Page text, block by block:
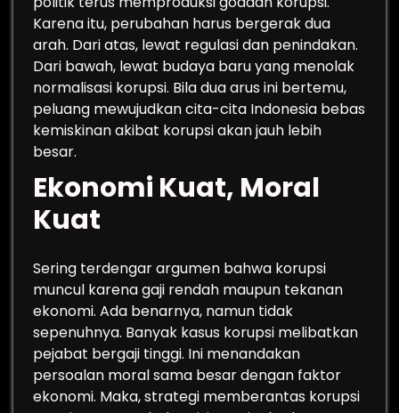
Karena itu, perubahan harus bergerak dua
arah. Dari atas, lewat regulasi dan penindakan.
Dari bawah, lewat budaya baru yang menolak
normalisasi korupsi. Bila dua arus ini bertemu,
peluang mewujudkan cita-cita Indonesia bebas
kemiskinan akibat korupsi akan jauh lebih
besar.
Ekonomi Kuat, Moral
Kuat
Sering terdengar argumen bahwa korupsi
muncul karena gaji rendah maupun tekanan
ekonomi. Ada benarnya, namun tidak
sepenuhnya. Banyak kasus korupsi melibatkan
pejabat bergaji tinggi. Ini menandakan
persoalan moral sama besar dengan faktor
ekonomi. Maka, strategi memberantas korupsi